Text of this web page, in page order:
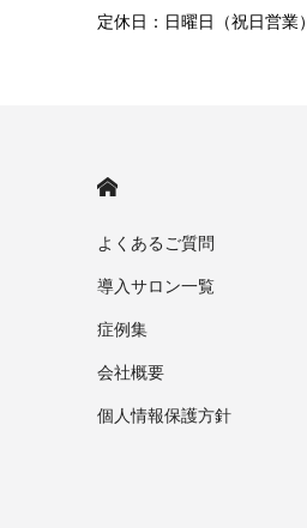
定休日：日曜日（祝日営業）
よくあるご質問
導入サロン一覧
症例集
会社概要
個人情報保護方針